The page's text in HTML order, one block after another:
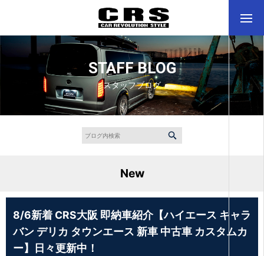
STAFF BLOG
スタッフブログ
New
8/6新着 CRS大阪 即納車紹介【ハイエース キャラ
バン デリカ タウンエース 新車 中古車 カスタムカ
ー】日々更新中！